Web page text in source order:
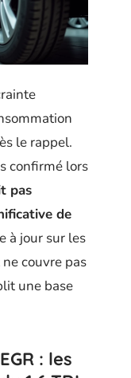
le rappel.
confirmé lors
pas
de
à jour sur les
couvre pas
une base
: les